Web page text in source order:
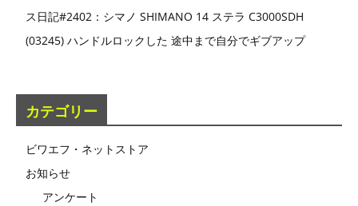
ス日記#2402：シマノ SHIMANO 14 ステラ C3000SDH
(03245) ハンドルロックした 途中まで自分でギブアップ
カテゴリー
ビワエフ・ネットストア
お知らせ
アンケート